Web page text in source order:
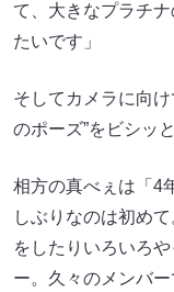
て、大きなプラチ
たいです」
そしてカメラに向
のポーズ”をビシッ
相方の真べぇは「4
しぶりなのは初め
をしたりいろいろ
ー。久々のメンバ